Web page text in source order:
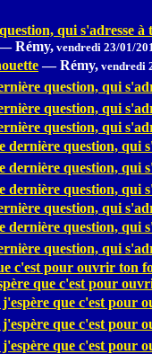
qui s'adresse à
Rémy, vendredi 23/01/
— Rémy, vendredi
question, qui
question, qui
question, qui
dernière question, qui
dernière question, qui
dernière question, qui
question, qui
dernière question, qui
question, qui
c'est pour ouvrir ton
que c'est pour
que c'est pour
que c'est pour
que c'est pour